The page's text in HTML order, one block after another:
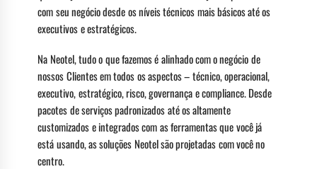
com seu negócio desde os níveis técnicos mais básicos até os
executivos e estratégicos.
Na Neotel, tudo o que fazemos é alinhado com o negócio de
nossos Clientes em todos os aspectos – técnico, operacional,
executivo, estratégico, risco, governança e compliance. Desde
pacotes de serviços padronizados até os altamente
customizados e integrados com as ferramentas que você já
está usando, as soluções Neotel são projetadas com você no
centro.